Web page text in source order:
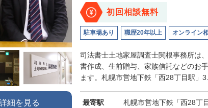
初回相談無料
駐車場あり 職歴20年以上 オンライン
司法書士土地家屋調査士関根事務所は
書作成、生前贈与、家族信託などのお
ます。札幌市営地下鉄「西28丁目駅」
最寄駅 札幌市営地下鉄「西28丁
細を見る